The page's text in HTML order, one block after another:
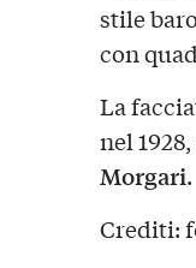
stile
con
La
nel
Morgari.
Crediti: